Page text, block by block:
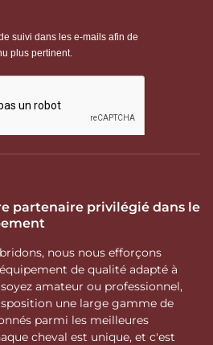
partenaire privilégié dans le
nous nous efforçons
de qualité adapté à
amateur ou professionnel,
une large gamme de
parmi les meilleures
cheval est unique, et c'est